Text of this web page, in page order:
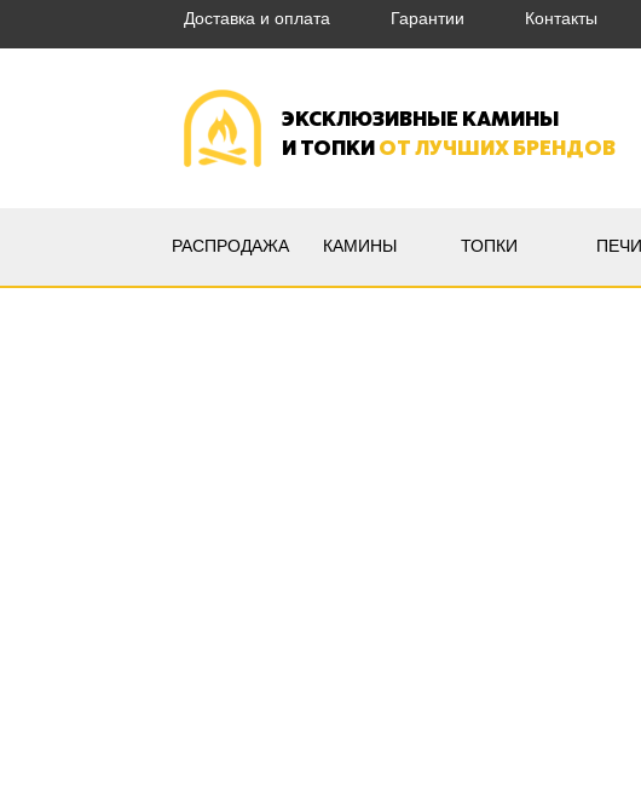
Доставка и оплата Гарантии Контакты
ЭКСКЛЮЗИВНЫЕ КАМИНЫ
И ТОПКИОТ ЛУЧШИХ БРЕНДОВ
РАСПРОДАЖА КАМИНЫ ТОПКИ ПЕЧИ